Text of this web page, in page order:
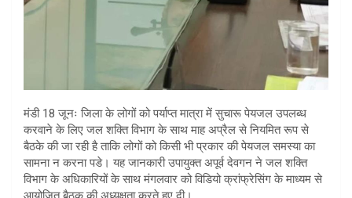
मंडी 18 जूनः जिला के लोगों को पर्याप्त मात्रा में सुचारू पेयजल उपलब्ध
करवाने के लिए जल शक्ति विभाग के साथ माह अप्रैल से नियमित रूप से
बैठके की जा रही है ताकि लोगों को किसी भी प्रकार की पेयजल समस्या का
सामना न करना पडे। यह जानकारी उपायुक्त अपूर्व देवगन ने जल शक्ति
विभाग के अधिकारियों के साथ मंगलवार को विडियो क्रांफ्रेसिंग के माध्यम से